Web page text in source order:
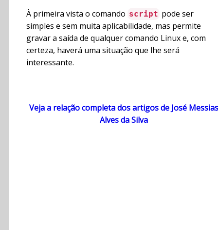
À primeira vista o comando script pode ser
simples e sem muita aplicabilidade, mas permite
gravar a saída de qualquer comando Linux e, com
certeza, haverá uma situação que lhe será
interessante.
Veja a relação completa dos artigos de José Messias
Alves da Silva